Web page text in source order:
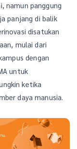
namun panggung
panjang di balik
disatukan
mulai dari
dengan
untuk
ketika
daya manusia.